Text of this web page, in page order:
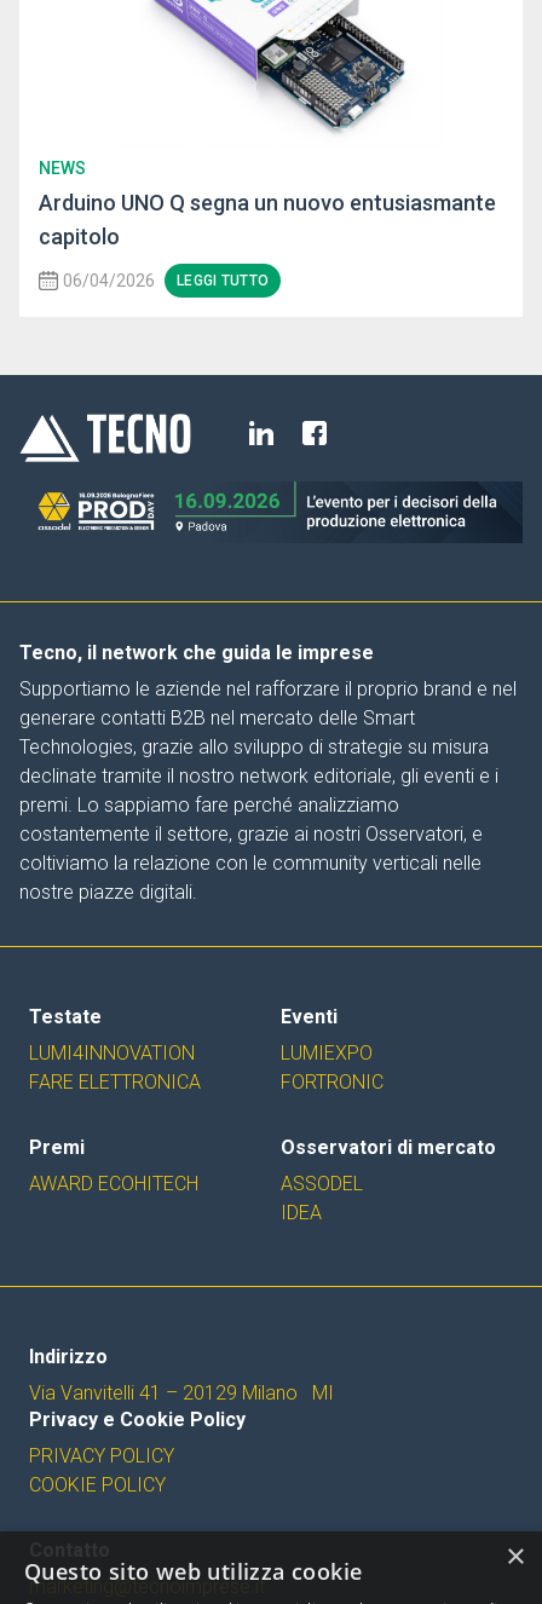
NEWS
Arduino UNO Q segna un nuovo entusiasmante
capitolo
06/04/2026 LEGGI TUTTO
Tecno, il network che guida le imprese
Supportiamo le aziende nel rafforzare il proprio brand e nel
generare contatti B2B nel mercato delle Smart
Technologies, grazie allo sviluppo di strategie su misura
declinate tramite il nostro network editoriale, gli eventi e i
premi. Lo sappiamo fare perché analizziamo
costantemente il settore, grazie ai nostri Osservatori, e
coltiviamo la relazione con le community verticali nelle
nostre piazze digitali.
Testate
LUMI4INNOVATION
FARE ELETTRONICA
Eventi
LUMIEXPO
FORTRONIC
Premi
AWARD ECOHITECH
Osservatori di mercato
ASSODEL
IDEA
Indirizzo
Via Vanvitelli 41 – 20129 Milano MI
Privacy e Cookie Policy
PRIVACY POLICY
COOKIE POLICY
marketing@tecnoimprese.it
×
Questo sito web utilizza cookie